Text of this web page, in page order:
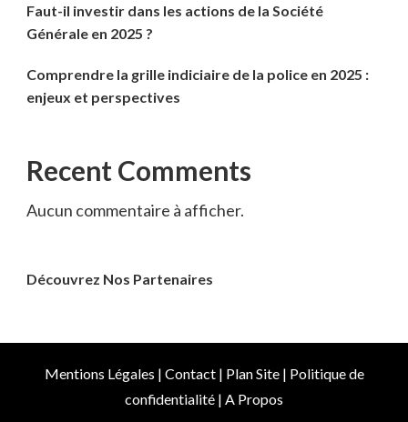
Faut-il investir dans les actions de la Société
Générale en 2025 ?
Comprendre la grille indiciaire de la police en 2025 :
enjeux et perspectives
Recent Comments
Aucun commentaire à afficher.
Découvrez Nos Partenaires
Mentions Légales | Contact| Plan Site| Politique de
confidentialité | A Propos